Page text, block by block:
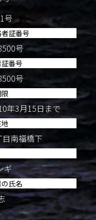
号
証番号
号
番号
号
年3月15日まで
南福橋下
ギ
氏名